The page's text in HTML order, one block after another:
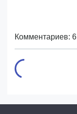
Комментариев: 6